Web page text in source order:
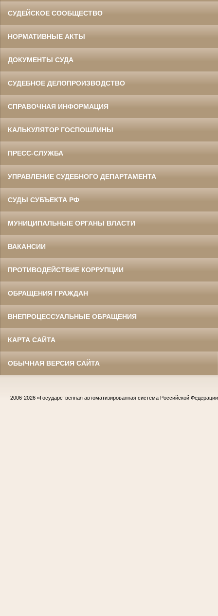
СУДЕЙСКОЕ СООБЩЕСТВО
НОРМАТИВНЫЕ АКТЫ
ДОКУМЕНТЫ СУДА
СУДЕБНОЕ ДЕЛОПРОИЗВОДСТВО
СПРАВОЧНАЯ ИНФОРМАЦИЯ
КАЛЬКУЛЯТОР ГОСПОШЛИНЫ
ПРЕСС-СЛУЖБА
УПРАВЛЕНИЕ СУДЕБНОГО ДЕПАРТАМЕНТА
СУДЫ СУБЪЕКТА РФ
МУНИЦИПАЛЬНЫЕ ОРГАНЫ ВЛАСТИ
ВАКАНСИИ
ПРОТИВОДЕЙСТВИЕ КОРРУПЦИИ
ОБРАЩЕНИЯ ГРАЖДАН
ВНЕПРОЦЕССУАЛЬНЫЕ ОБРАЩЕНИЯ
КАРТА САЙТА
ОБЫЧНАЯ ВЕРСИЯ САЙТА
2006-2026 «Государственная автоматизированная система Российской